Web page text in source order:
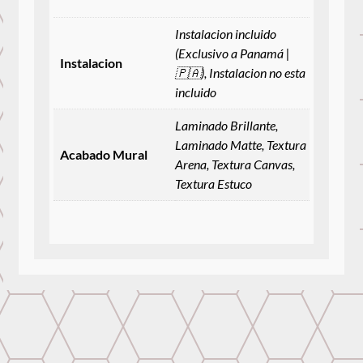
Instalacion
Instalacion incluido
(Exclusivo a Panamá |
🇵🇦), Instalacion no esta
incluido
Acabado Mural
Laminado Brillante,
Laminado Matte, Textura
Arena, Textura Canvas,
Textura Estuco